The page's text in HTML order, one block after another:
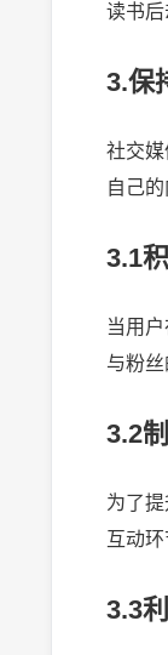
读书后
3.保
社交
自己
3.1
当用
与粉
3.2
为了
互动
3.3